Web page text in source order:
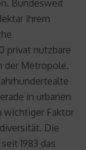
Bundesweit
ihrem
privat nutzbare
der Metropole.
in urbanen
wichtiger Faktor
Die
1983 das